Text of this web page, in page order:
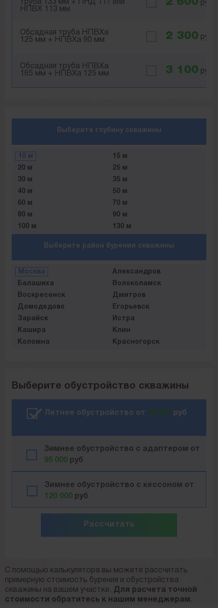
труба 133 мм + ПНД 117 или
НПВХ 113 мм
2 600
Обсадная труба НПВХа
125 мм + НПВХа 90 мм
2 300
Обсадная труба НПВХа
165 мм + НПВХа 125 мм
3 100
Выберите глубину скважины
10 м
15 м
20 м
25 м
30 м
35 м
40 м
50 м
60 м
70 м
80 м
90 м
100 м
130 м
Выберите район бурения скважины
Москва
Александров
Балашиха
Волоколамск
Воскресенск
Дмитров
Домодедово
Егорьевск
Зарайск
Истра
Кашира
Клин
Коломна
Красногорск
Ногинск
Одинцово
Озёры
Орехово-Зуево
Павловский-Посад
Подольск
Руза
Сергиев Посад
Серебряные пруды
Серпухов
Солнечногорск
Талдом
Химки
Шатура
Шаховская
Выберите обустройство скважины
Летнее обустройство от 48 000 руб
Зимнее обустройство с адаптером от
95 000 руб
Зимнее обустройство с кессоном от
120 000 руб
Рассчитать
С помощью калькулятора вы можете рассчитать
примерную стоимость бурения и обустройства
скважины на вашем участке. Для расчета точной
стоимости обратитесь к нашим менеджерам .